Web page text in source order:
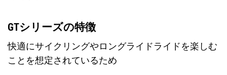
GTシリーズの特徴
快適にサイクリングやロングライドライドを楽しむ
ことを想定されているため